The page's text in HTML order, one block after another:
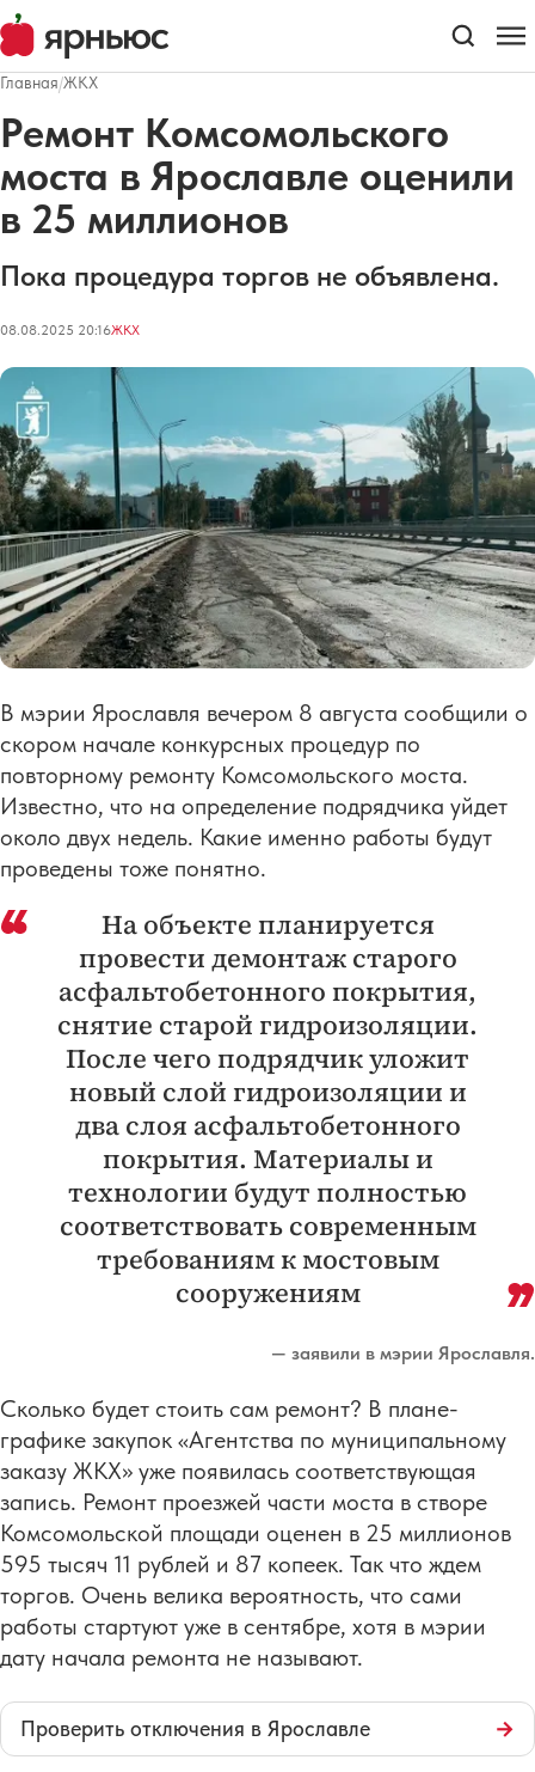
Главная/ЖКХ
Ремонт Комсомольского
моста в Ярославле оценили
в 25 миллионов
Пока процедура торгов не объявлена.
08.08.2025 20:16ЖКХ
В мэрии Ярославля вечером 8 августа сообщили о
скором начале конкурсных процедур по
повторному ремонту Комсомольского моста.
Известно, что на определение подрядчика уйдет
около двух недель. Какие именно работы будут
проведены тоже понятно.
На объекте планируется
провести демонтаж старого
асфальтобетонного покрытия,
снятие старой гидроизоляции.
После чего подрядчик уложит
новый слой гидроизоляции и
два слоя асфальтобетонного
покрытия. Материалы и
технологии будут полностью
соответствовать современным
требованиям к мостовым
сооружениям
— заявили в мэрии Ярославля.
Сколько будет стоить сам ремонт? В плане-
графике закупок «Агентства по муниципальному
заказу ЖКХ» уже появилась соответствующая
запись. Ремонт проезжей части моста в створе
Комсомольской площади оценен в 25 миллионов
595 тысяч 11 рублей и 87 копеек. Так что ждем
торгов. Очень велика вероятность, что сами
работы стартуют уже в сентябре, хотя в мэрии
дату начала ремонта не называют.
Проверить отключения в Ярославле →